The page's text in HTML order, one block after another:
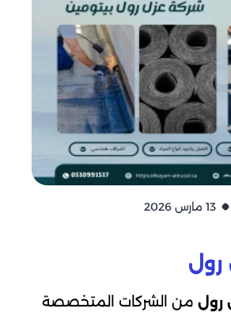
13 مارس 2026
رول
رول من الشركات المتخصصة